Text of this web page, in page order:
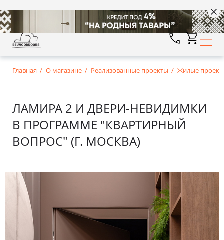
Главная О магазине Реализованные проекты Жилые
ЛАМИРА 2 И ДВЕРИ-НЕВИДИМКИ
В ПРОГРАММЕ "КВАРТИРНЫЙ
ВОПРОС" (Г. МОСКВА)